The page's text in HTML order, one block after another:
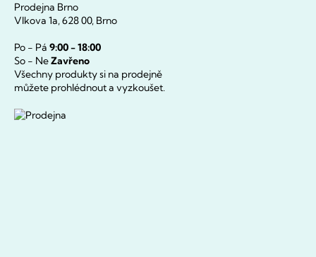
Prodejna Brno
Vlkova 1a, 628 00, Brno
Po - Pá 9:00 - 18:00
So - NeZavřeno
Všechny produkty si na prodejně
můžete prohlédnout a vyzkoušet.